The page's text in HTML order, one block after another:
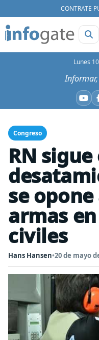
CONTRATE
Lunes
Congreso
RN sigue
se
armas
civiles
Hans Hansen•20 de mayo